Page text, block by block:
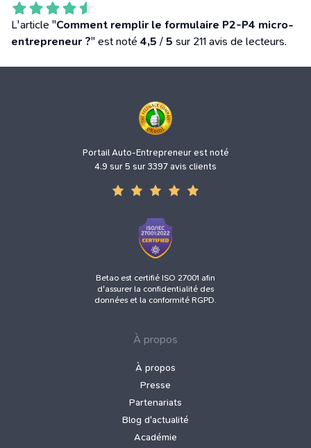
L'article "Comment remplir le formulaire P2-P4 micro-
entrepreneur ?" est noté 4,5 / 5 sur 211 avis de lecteurs.
Portail Auto-Entrepreneur est noté
4.9 sur 5 sur 3397 avis clients
Betao est certifié ISO 27001 afin
d'assurer la confidentialité des
données et la conformité RGPD.
À propos
À propos
Presse
Partenariats
Blog d'actualité
Académie